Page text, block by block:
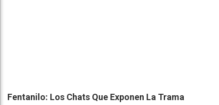
Fentanilo: Los Chats Que Exponen La Trama